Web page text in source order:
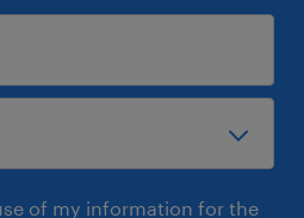
of my information for the